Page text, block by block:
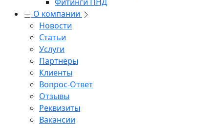
О компании
Новости
Статьи
Услуги
Партнёры
Клиенты
Вопрос-Ответ
Отзывы
Реквизиты
Вакансии